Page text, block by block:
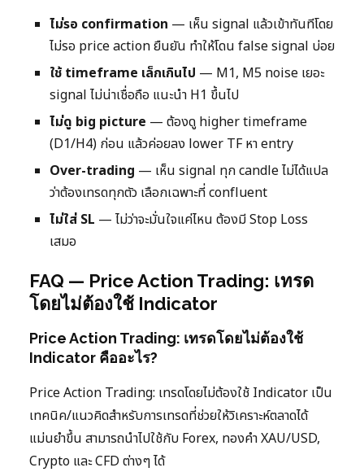
ไม่รอ confirmation — เห็น signal แล้วเข้าทันทีโดย
ไม่รอ price action ยืนยัน ทำให้โดน false signal บ่อย
ใช้ timeframe เล็กเกินไป — M1, M5 noise เยอะ
signal ไม่น่าเชื่อถือ แนะนำ H1 ขึ้นไป
ไม่ดู big picture — ต้องดู higher timeframe
(D1/H4) ก่อน แล้วค่อยลง lower TF หา entry
Over-trading — เห็น signal ทุก candle ไม่ได้แปล
ว่าต้องเทรดทุกตัว เลือกเฉพาะที่ confluent
ไม่ใส่ SL — ไม่ว่าจะมั่นใจแค่ไหน ต้องมี Stop Loss
เสมอ
FAQ — Price Action Trading: เทรด
โดยไม่ต้องใช้ Indicator
Price Action Trading: เทรดโดยไม่ต้องใช้
Indicator คืออะไร?
Price Action Trading: เทรดโดยไม่ต้องใช้ Indicator เป็น
เทคนิค/แนวคิดสำหรับการเทรดที่ช่วยให้วิเคราะห์ตลาดได้
แม่นยำขึ้น สามารถนำไปใช้กับ Forex, ทองคำ XAU/USD,
Crypto และ CFD ต่างๆ ได้